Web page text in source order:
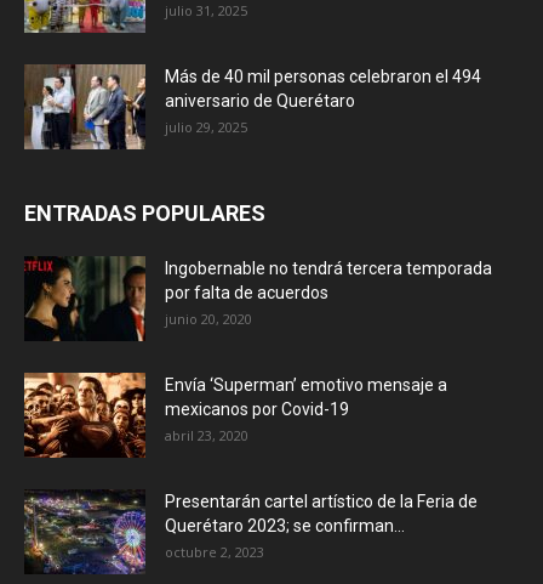
julio 31, 2025
Más de 40 mil personas celebraron el 494
aniversario de Querétaro
julio 29, 2025
ENTRADAS POPULARES
Ingobernable no tendrá tercera temporada
por falta de acuerdos
junio 20, 2020
Envía ‘Superman’ emotivo mensaje a
mexicanos por Covid-19
abril 23, 2020
Presentarán cartel artístico de la Feria de
Querétaro 2023; se confirman...
octubre 2, 2023